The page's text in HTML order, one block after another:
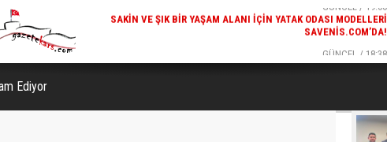
GÜNCEL / 18:38
KARS'IN TURIZM POTANSIYELI BAKÜ'DE TANITILDI
Ediyor